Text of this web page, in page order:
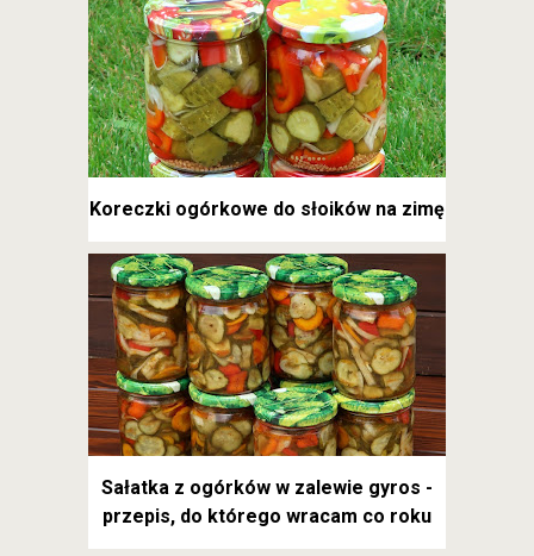
Koreczki ogórkowe do słoików na zimę
Sałatka z ogórków w zalewie gyros -
przepis, do którego wracam co roku